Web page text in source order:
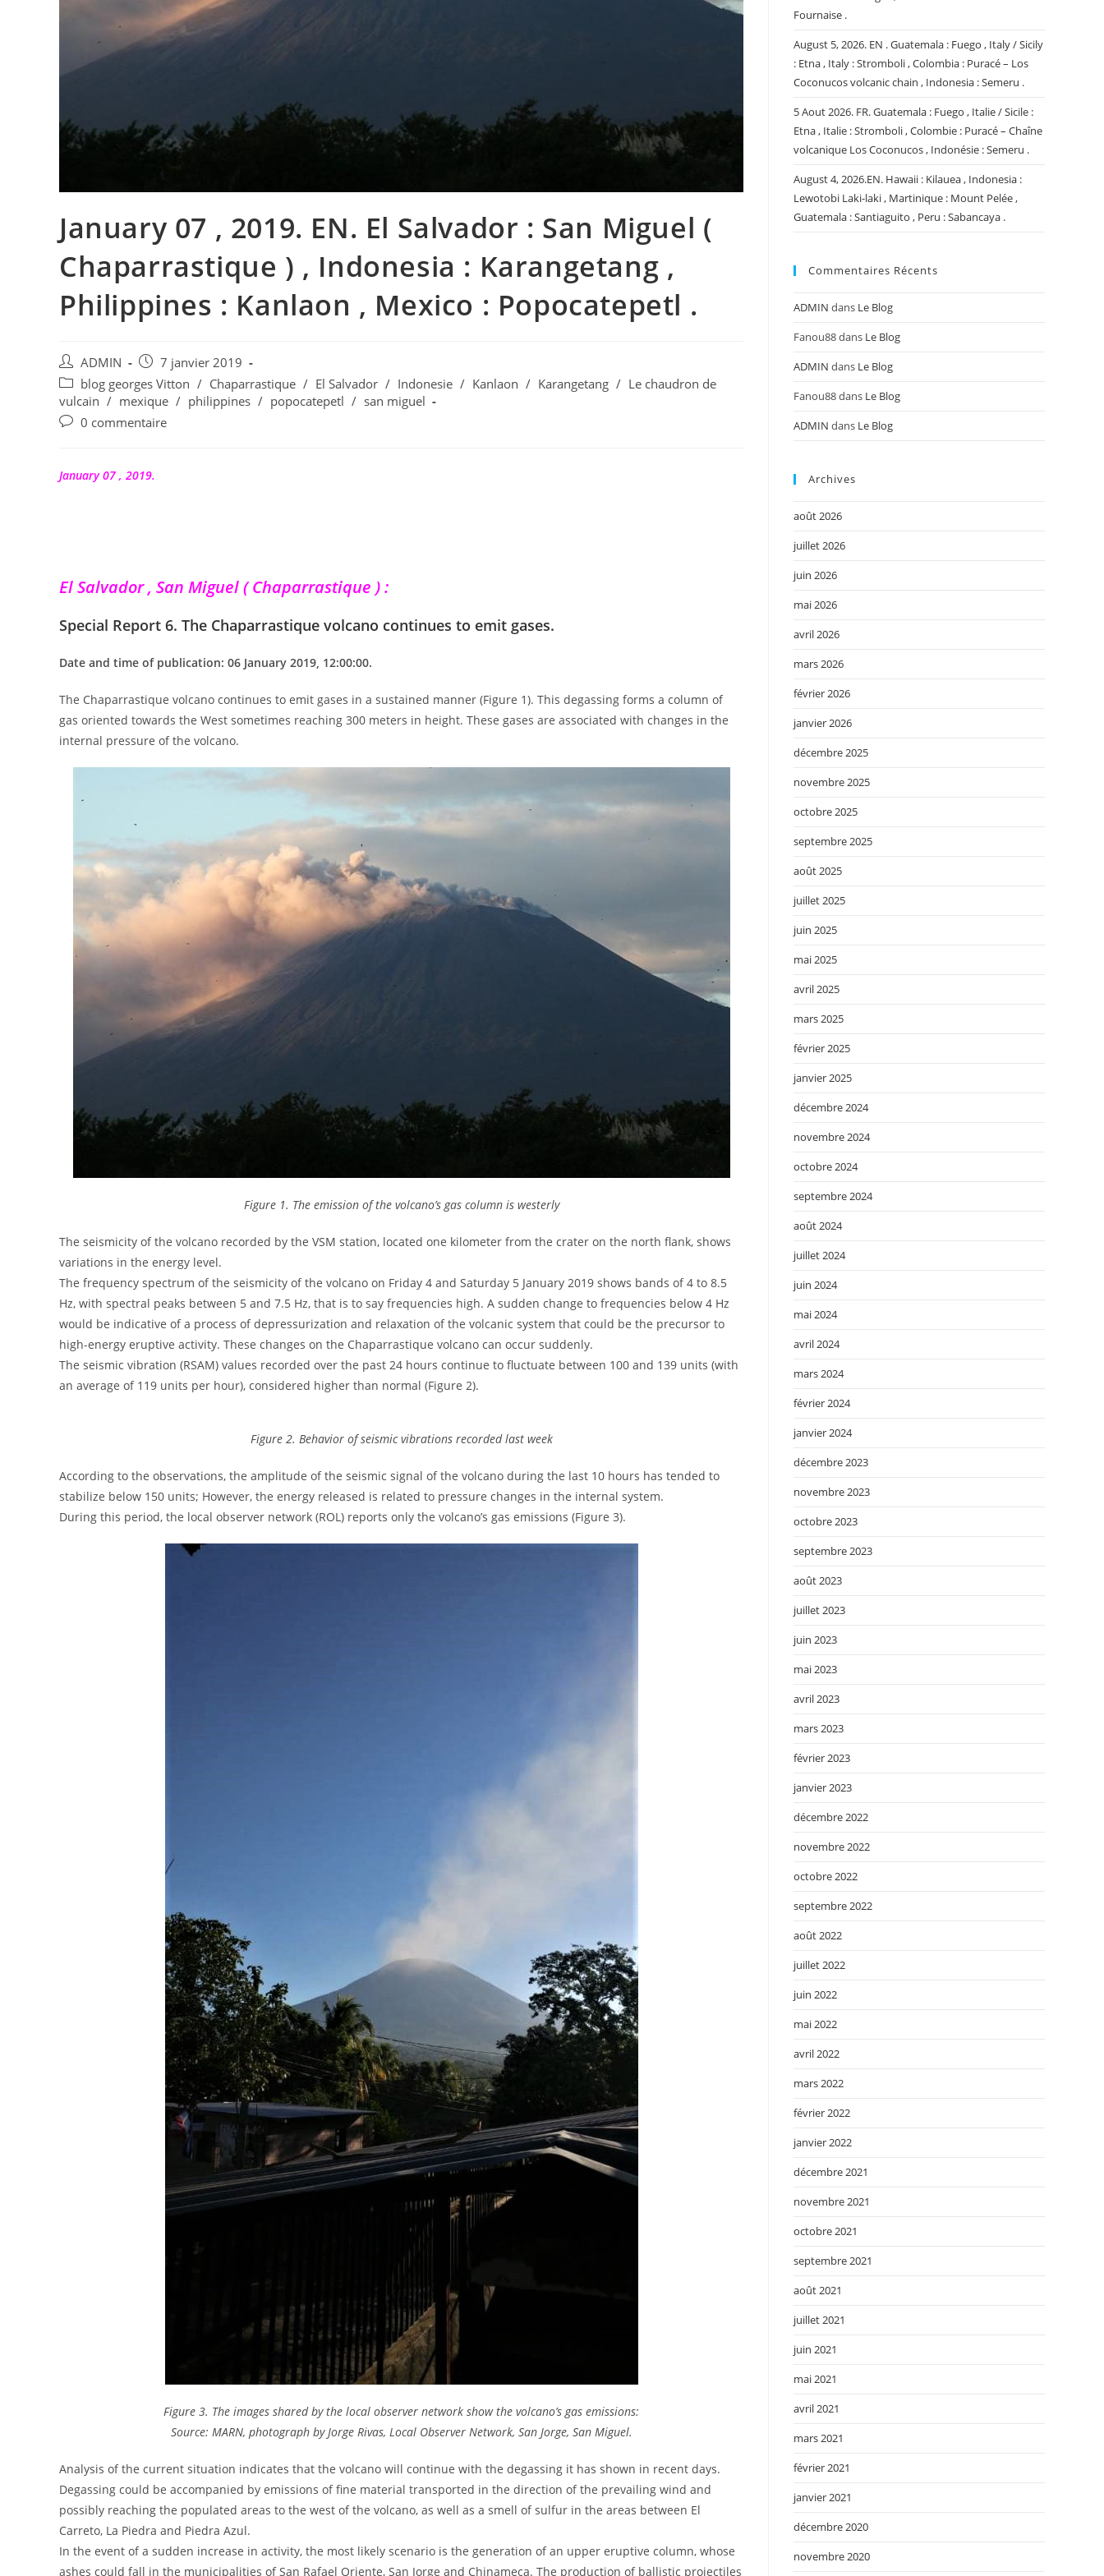
January 07 , 2019. EN. El Salvador : San Miguel (
Chaparrastique ) , Indonesia : Karangetang ,
Philippines : Kanlaon , Mexico : Popocatepetl .
Auteur/autrice
de
la
publication :
ADMIN
Publication
publiée :
7 janvier 2019
Post
category:
blog georges Vitton / Chaparrastique / El Salvador / Indonesie / Kanlaon / Karangetang / Le chaudron de
vulcain / mexique / philippines / popocatepetl / san miguel
Commentaires
publication :
0 commentaire
January 07 , 2019.
El Salvador , San Miguel ( Chaparrastique ) :
Special Report 6. The Chaparrastique volcano continues to emit gases.
Date and time of publication: 06 January 2019, 12:00:00.
The Chaparrastique volcano continues to emit gases in a sustained manner (Figure 1). This degassing forms a column of
gas oriented towards the West sometimes reaching 300 meters in height. These gases are associated with changes in the
internal pressure of the volcano.
Figure 1. The emission of the volcano’s gas column is westerly
The seismicity of the volcano recorded by the VSM station, located one kilometer from the crater on the north flank, shows
variations in the energy level.
The frequency spectrum of the seismicity of the volcano on Friday 4 and Saturday 5 January 2019 shows bands of 4 to 8.5
Hz, with spectral peaks between 5 and 7.5 Hz, that is to say frequencies high. A sudden change to frequencies below 4 Hz
would be indicative of a process of depressurization and relaxation of the volcanic system that could be the precursor to
high-energy eruptive activity. These changes on the Chaparrastique volcano can occur suddenly.
The seismic vibration (RSAM) values ​​recorded over the past 24 hours continue to fluctuate between 100 and 139 units (with
an average of 119 units per hour), considered higher than normal (Figure 2).
Figure 2. Behavior of seismic vibrations recorded last week
According to the observations, the amplitude of the seismic signal of the volcano during the last 10 hours has tended to
stabilize below 150 units; However, the energy released is related to pressure changes in the internal system.
During this period, the local observer network (ROL) reports only the volcano’s gas emissions (Figure 3).
Figure 3. The images shared by the local observer network show the volcano’s gas emissions:
Source: MARN, photograph by Jorge Rivas, Local Observer Network, San Jorge, San Miguel.
Analysis of the current situation indicates that the volcano will continue with the degassing it has shown in recent days.
Degassing could be accompanied by emissions of fine material transported in the direction of the prevailing wind and
possibly reaching the populated areas to the west of the volcano, as well as a smell of sulfur in the areas between El
Carreto, La Piedra and Piedra Azul.
In the event of a sudden increase in activity, the most likely scenario is the generation of an upper eruptive column, whose
ashes could fall in the municipalities of San Rafael Oriente, San Jorge and Chinameca. The production of ballistic projectiles
Fournaise .
August 5, 2026. EN . Guatemala : Fuego , Italy / Sicily
: Etna , Italy : Stromboli , Colombia : Puracé – Los
Coconucos volcanic chain , Indonesia : Semeru .
5 Aout 2026. FR. Guatemala : Fuego , Italie / Sicile :
Etna , Italie : Stromboli , Colombie : Puracé – Chaîne
volcanique Los Coconucos , Indonésie : Semeru .
August 4, 2026.EN. Hawaii : Kilauea , Indonesia :
Lewotobi Laki-laki , Martinique : Mount Pelée ,
Guatemala : Santiaguito , Peru : Sabancaya .
Commentaires Récents
ADMIN dans Le Blog
Fanou88dans Le Blog
ADMIN dans Le Blog
Fanou88dans Le Blog
ADMIN dans Le Blog
Archives
août 2026
juillet 2026
juin 2026
mai 2026
avril 2026
mars 2026
février 2026
janvier 2026
décembre 2025
novembre 2025
octobre 2025
septembre 2025
août 2025
juillet 2025
juin 2025
mai 2025
avril 2025
mars 2025
février 2025
janvier 2025
décembre 2024
novembre 2024
octobre 2024
septembre 2024
août 2024
juillet 2024
juin 2024
mai 2024
avril 2024
mars 2024
février 2024
janvier 2024
décembre 2023
novembre 2023
octobre 2023
septembre 2023
août 2023
juillet 2023
juin 2023
mai 2023
avril 2023
mars 2023
février 2023
janvier 2023
décembre 2022
novembre 2022
octobre 2022
septembre 2022
août 2022
juillet 2022
juin 2022
mai 2022
avril 2022
mars 2022
février 2022
janvier 2022
décembre 2021
novembre 2021
octobre 2021
septembre 2021
août 2021
juillet 2021
juin 2021
mai 2021
avril 2021
mars 2021
février 2021
janvier 2021
décembre 2020
novembre 2020